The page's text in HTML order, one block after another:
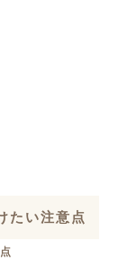
たい注意点